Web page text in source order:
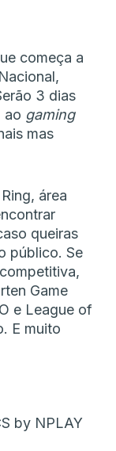
começa a
3 dias
ao gaming
mas
área
queiras
público. Se
Game
e League of
E muito
by NPLAY